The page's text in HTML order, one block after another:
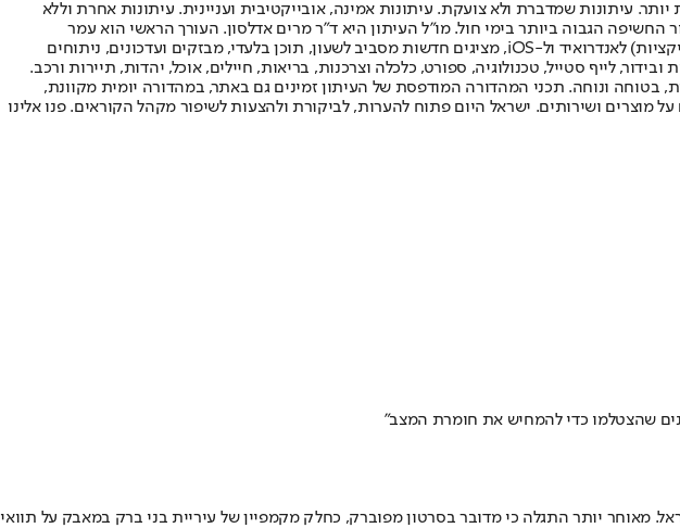
עיתונות שמדברת ולא צועקת. עיתונות אמינה, אובייקטיבית ועניינית. עיתונות אחרת וללא
הפך "ישראל היום" לעיתון הישראלי בעל שיעור החשיפה הגבוה ביותר בימי חול. מו"ל העיתון היא ד"ר מרים אדלסון. העורך הראשי הוא עמר
לחמנוביץ, והעורך המייסד הוא עמוס רגב. אתרי האינטרנט של "ישראל היום" בעברית ובאנגלית, כמו כן היישומונים (אפליקציות) לאנדרואיד ול-iOS, מציגים חדשות מסביב לשעון, תוכן בלעדי, מבזקים ועדכונים, ניתוחים
לייף סטייל, טכנולוגיה, ספורט, כלכלה וצרכנות, בריאות, חיילים, אוכל, יהדות, תיירות ורכב.
בטוחה ונוחה. תכני המהדורה המודפסת של העיתון זמינים גם באתר, במהדורה יומית מקוונת,
מוצרים ושירותים. ישראל היום פתוח להערות, לביקורת ולהצעות לשיפור מקהל הקוראים. פנו אלינו
שהצטלמו כדי להמחיש את חומרת המצב"
מאוחר יותר התגלה כי מדובר בסרטון מפוברק, כחלק מקמפיין של עיריית בני ברק במאבק על תוואי